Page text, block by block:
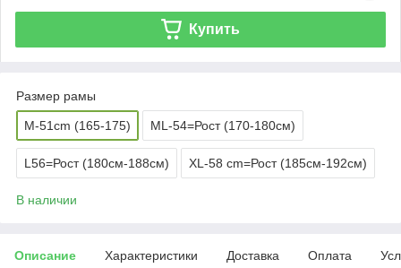
Купить
Размер рамы
M-51cm (165-175) ML-54=Рост (170-180см)
L56=Рост (180см-188см) XL-58 cm=Рост (185см-192см)
В наличии
Описание Характеристики Доставка Оплата